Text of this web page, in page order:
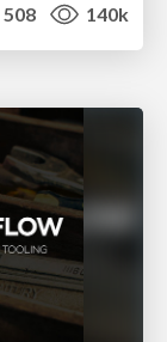
508 140k